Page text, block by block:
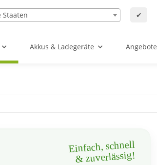
Staaten ✔
Akkus & Ladegeräte Angebote
Einfach, schnell
& zuverlässig!